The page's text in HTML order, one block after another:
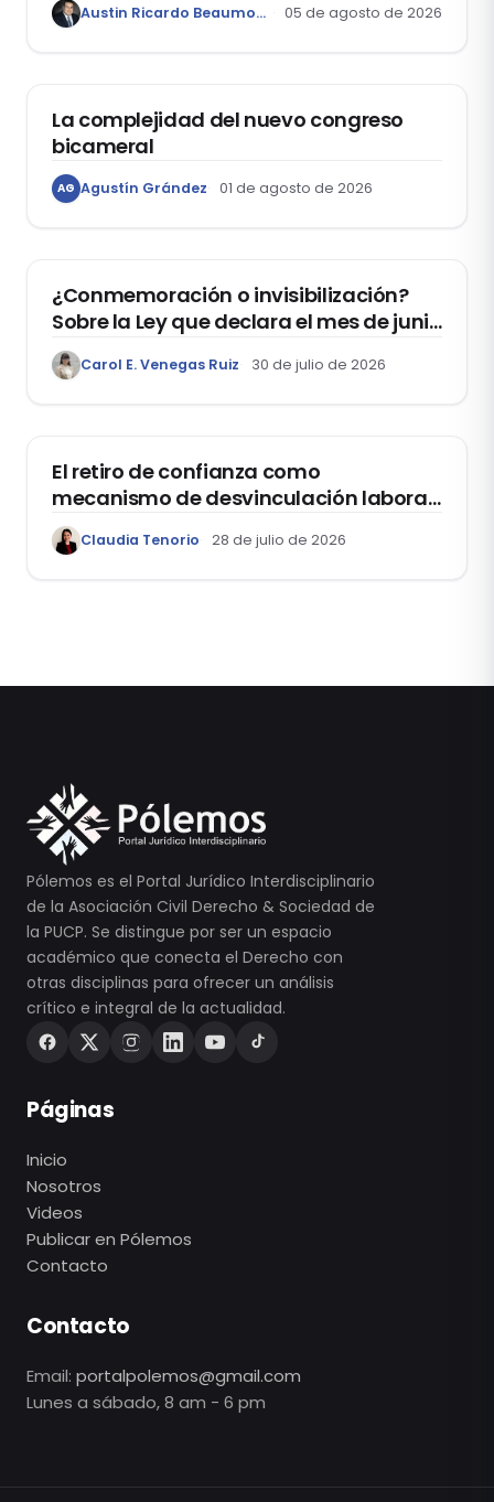
Austin Ricardo Beaumont Rivera 05 de agosto de 2026
La complejidad del nuevo congreso
bicameral
AG Agustín Grández 01 de agosto de 2026
¿Conmemoración o invisibilización?
Sobre la Ley que declara el mes de junio
como el “Mes de la Vida y la Familia”
Carol E. Venegas Ruiz 30 de julio de 2026
El retiro de confianza como
mecanismo de desvinculación laboral:
reflexiones a propósito de la casación
laboral 29553-2024 loreto
Claudia Tenorio 28 de julio de 2026
Pólemos es el Portal Jurídico Interdisciplinario
de la Asociación Civil Derecho & Sociedad de
la PUCP. Se distingue por ser un espacio
académico que conecta el Derecho con
otras disciplinas para ofrecer un análisis
crítico e integral de la actualidad.
Páginas
Inicio
Nosotros
Videos
Publicar en Pólemos
Contacto
Contacto
Email: portalpolemos@gmail.com
Lunes a sábado, 8 am - 6 pm